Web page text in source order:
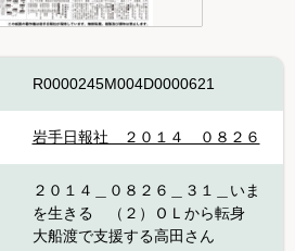
R0000245M004D0000621
岩手日報社＿２０１４＿０８２６
２０１４＿０８２６＿３１＿いま
を生きる （２）ＯＬから転身
大船渡で支援する高田さん